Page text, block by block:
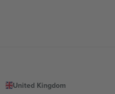
United Kingdom